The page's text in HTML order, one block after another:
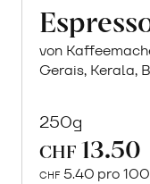
von
Gerais, Kerala,
250g
CHF 13.50
CHF 5.40 pro